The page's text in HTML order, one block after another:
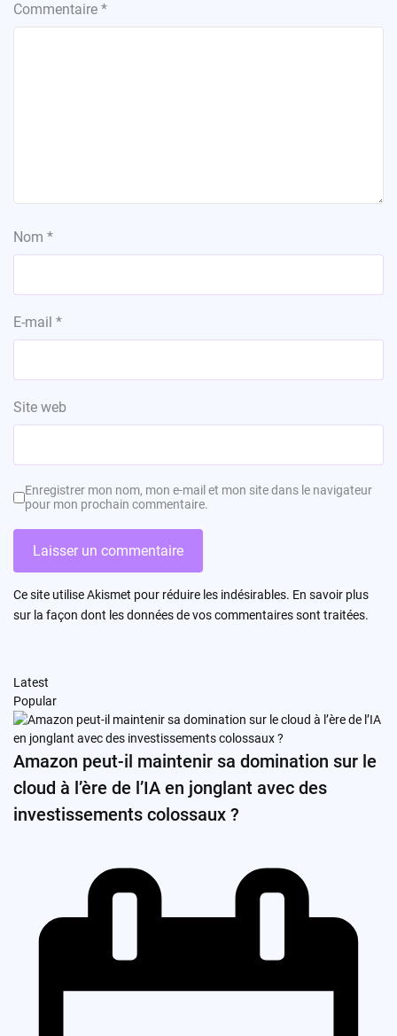
Commentaire *
Nom *
E-mail *
Site web
Enregistrer mon nom, mon e-mail et mon site dans le navigateur
pour mon prochain commentaire.
Ce site utilise Akismet pour réduire les indésirables. En savoir plus
sur la façon dont les données de vos commentaires sont traitées.
Latest
Popular
Amazon peut-il maintenir sa domination sur le
cloud à l’ère de l’IA en jonglant avec des
investissements colossaux ?